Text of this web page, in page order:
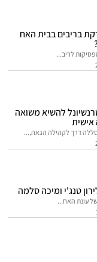
בבית האח
לריב...
להשיא משואה
לקהילה הגאה,...
ומיכה סלמה
האח...